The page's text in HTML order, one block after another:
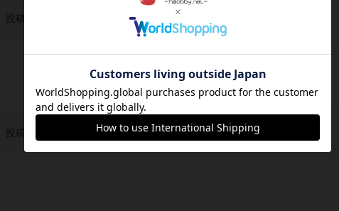
投稿を募集しています
投稿を募集しています